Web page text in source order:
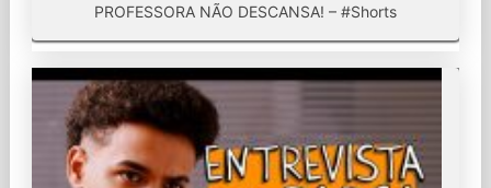
PROFESSORA NÃO DESCANSA! – #Shorts